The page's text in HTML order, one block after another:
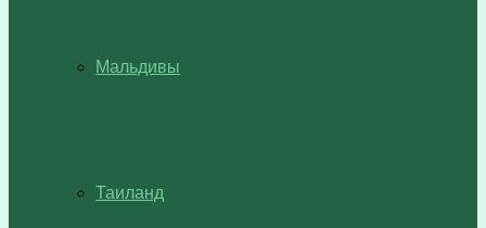
Мальдивы
Таиланд